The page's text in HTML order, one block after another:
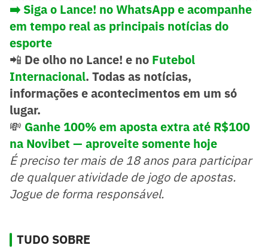
➡️ Siga o Lance! no WhatsApp e acompanhe
em tempo real as principais notícias do
esporte
📲 De olho no Lance! e no Futebol
Internacional. Todas as notícias,
informações e acontecimentos em um só
lugar.
💸 Ganhe 100% em aposta extra até R$100
na Novibet — aproveite somente hoje
É preciso ter mais de 18 anos para participar
de qualquer atividade de jogo de apostas.
Jogue de forma responsável.
TUDO SOBRE